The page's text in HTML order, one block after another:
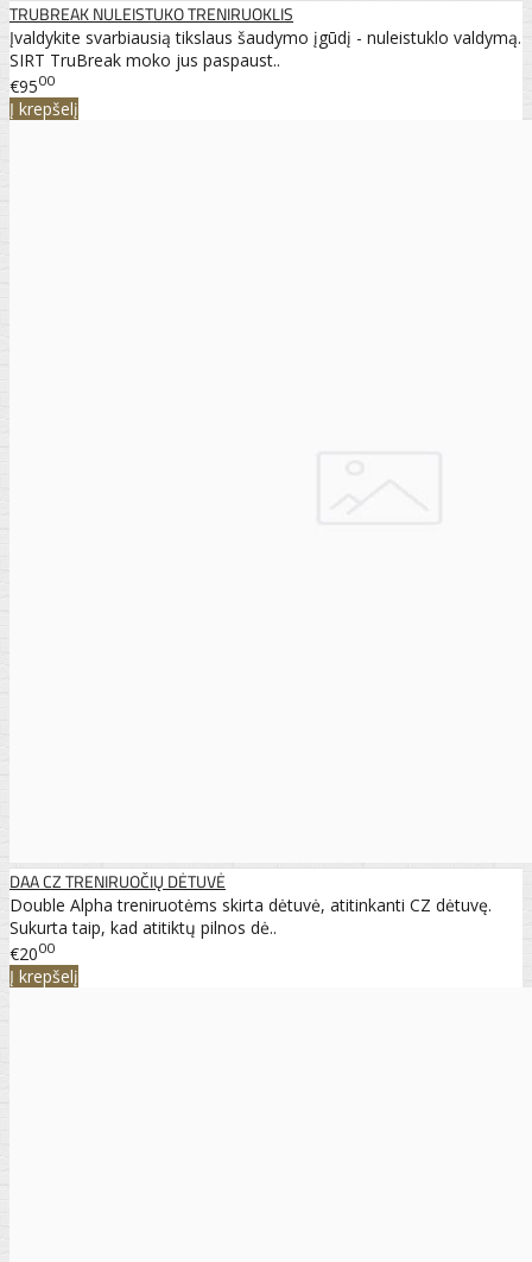
TRUBREAK NULEISTUKO TRENIRUOKLIS
Įvaldykite svarbiausią tikslaus šaudymo įgūdį - nuleistuklo valdymą.
SIRT TruBreak moko jus paspaust..
€9500
Į krepšelį
DAA CZ TRENIRUOČIŲ DĖTUVĖ
Double Alpha treniruotėms skirta dėtuvė, atitinkanti CZ dėtuvę.
Sukurta taip, kad atitiktų pilnos dė..
€2000
Į krepšelį